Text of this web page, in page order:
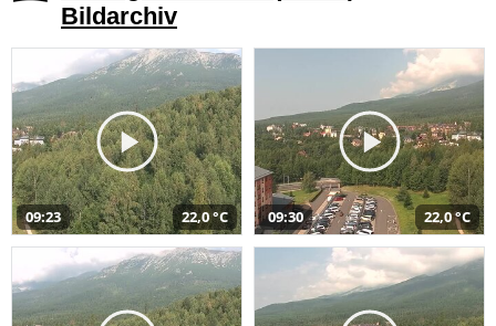
Bildarchiv
09:23 22,0 °C 09:30 22,0 °C